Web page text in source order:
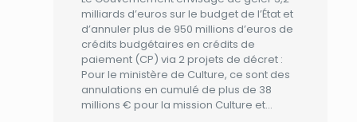
milliards d’euros sur le budget de l’État et
d’annuler plus de 950 millions d’euros de
crédits budgétaires en crédits de
paiement (CP) via 2 projets de décret :
Pour le ministère de Culture, ce sont des
annulations en cumulé de plus de 38
millions € pour la mission Culture et…